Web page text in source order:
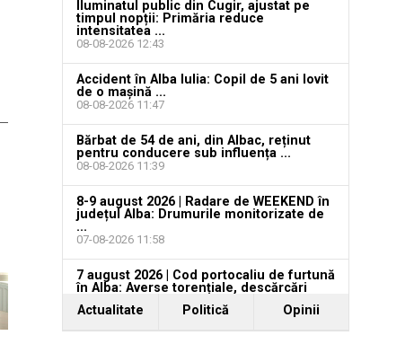
Iluminatul public din Cugir, ajustat pe
timpul nopții: Primăria reduce
intensitatea ...
08-08-2026 12:43
Accident în Alba Iulia: Copil de 5 ani lovit
de o mașină ...
08-08-2026 11:47
Bărbat de 54 de ani, din Albac, reținut
pentru conducere sub influența ...
08-08-2026 11:39
8-9 august 2026 | Radare de WEEKEND în
județul Alba: Drumurile monitorizate de
...
07-08-2026 11:58
7 august 2026 | Cod portocaliu de furtună
în Alba: Averse torențiale, descărcări
08-08-2026 06:56
Actualitate Politică Opinii